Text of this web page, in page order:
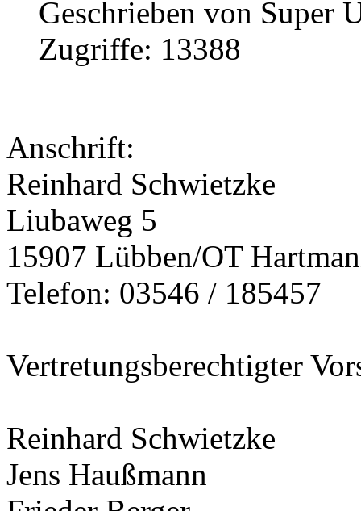
Geschrieben von Super
Zugriffe: 13388
Anschrift:
Reinhard Schwietzke
Liubaweg 5
15907 Lübben/OT
Telefon: 03546 / 185457
Vertretungsberechtigter
Reinhard Schwietzke
Jens Haußmann